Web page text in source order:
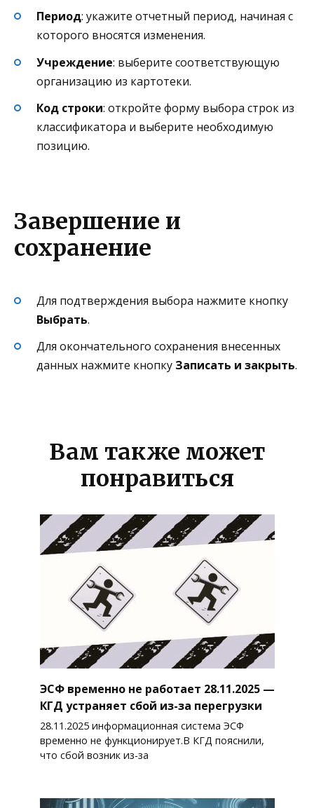
Период: укажите отчетный период, начиная с
которого вносятся изменения.
Учреждение: выберите соответствующую
организацию из картотеки.
Код строки: откройте форму выбора строк из
классификатора и выберите необходимую
позицию.
Завершение и
сохранение
Для подтверждения выбора нажмите кнопку
Выбрать.
Для окончательного сохранения внесенных
данных нажмите кнопку Записать и закрыть.
Вам также может
понравиться
ЭСФ временно не работает 28.11.2025 —
КГД устраняет сбой из-за перегрузки
28.11.2025 информационная система ЭСФ
временно не функционирует.В КГД пояснили,
что сбой возник из-за